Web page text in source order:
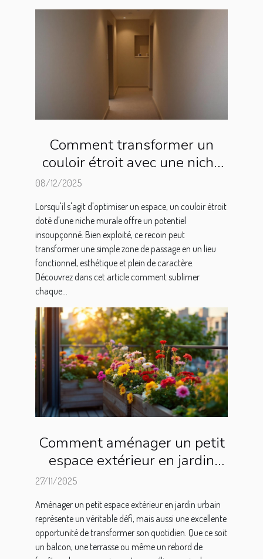
Comment transformer un
couloir étroit avec une niche
08/12/2025
Lorsqu'il s'agit d'optimiser un espace, un couloir étroit
doté d'une niche murale offre un potentiel
insoupçonné. Bien exploité, ce recoin peut
transformer une simple zone de passage en un lieu
fonctionnel, esthétique et plein de caractère.
Découvrez dans cet article comment sublimer
chaque...
Comment aménager un petit
espace extérieur en jardin
27/11/2025
Aménager un petit espace extérieur en jardin urbain
représente un véritable défi, mais aussi une excellente
opportunité de transformer son quotidien. Que ce soit
un balcon, une terrasse ou même un rebord de